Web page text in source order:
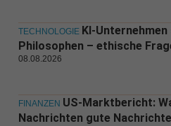
TECHNOLOGIE KI-
Philosophen – ethische
08.08.2026
FINANZEN US-Marktbericht:
Nachrichten gute